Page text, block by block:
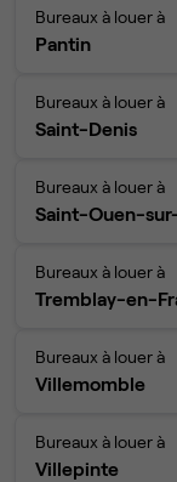
Bureaux à louer à
Pantin
Bureaux à louer à
Saint-Denis
Bureaux à louer à
Saint-Ouen-
Bureaux à louer à
Tremblay-en-
Bureaux à louer à
Villemomble
Bureaux à louer à
Villepinte